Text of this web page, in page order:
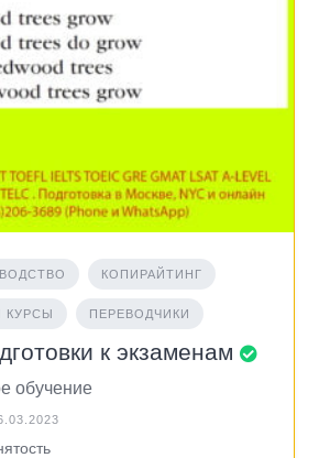
КОПИРАЙТИНГ
КУРСЫ ПЕРЕВОДЧИКИ
к экзаменам
обучение